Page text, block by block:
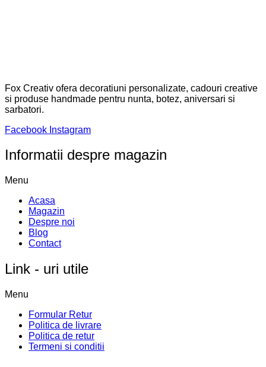
Fox Creativ ofera decoratiuni personalizate, cadouri creative
si produse handmade pentru nunta, botez, aniversari si
sarbatori.
Facebook Instagram
Informatii despre magazin
Menu
Acasa
Magazin
Despre noi
Blog
Contact
Link - uri utile
Menu
Formular Retur
Politica de livrare
Politica de retur
Termeni si conditii